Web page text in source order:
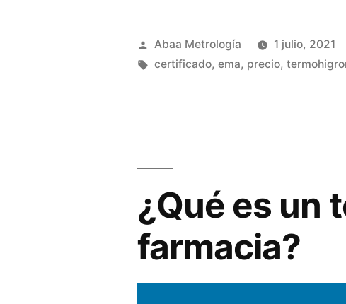
usar
Publicado
por
Abaa Metrología 1 julio, 2021
Etiquetas:
certificado,ema, precio,
¿Qué es un
farmacia?